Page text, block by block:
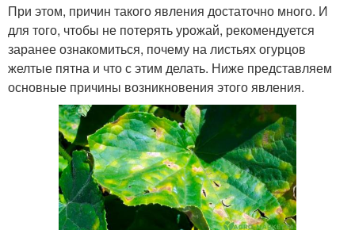
При этом, причин такого явления достаточно много. И
для того, чтобы не потерять урожай, рекомендуется
заранее ознакомиться, почему на листьях огурцов
желтые пятна и что с этим делать. Ниже представляем
основные причины возникновения этого явления.